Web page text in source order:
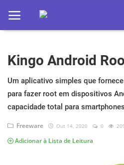
Home
Apps
Ebooks
Games
Web
Kingo Android
Um aplicativo simples que
para fazer root em dispositivos
capacidade total para
Freeware Out 14, 2020 0
Adicionar à Lista de Leitura